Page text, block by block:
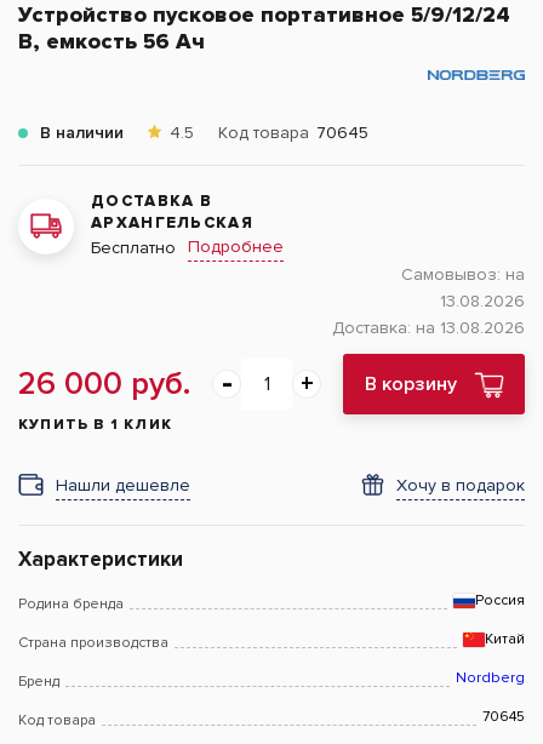
Устройство пусковое портативное 5/9/12/24
В, емкость 56 Aч
В наличии 4.5 Код товара 70645
ДОСТАВКА В
АРХАНГЕЛЬСКАЯ
Бесплатно
Подробнее
Самовывоз: на
13.08.2026
Доставка: на 13.08.2026
26 000 руб. В корзину
КУПИТЬ В 1 КЛИК
Нашли дешевле Хочу в подарок
Характеристики
Родина бренда Россия
Страна производства Китай
Бренд Nordberg
Код товара 70645